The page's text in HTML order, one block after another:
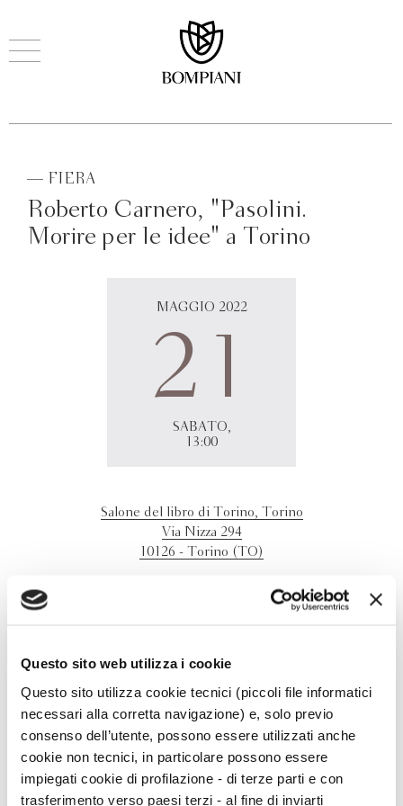
Questo sito web utilizza i cookie
Questo sito utilizza cookie tecnici (piccoli file informatici
necessari alla corretta navigazione) e, solo previo
consenso dell’utente, possono essere utilizzati anche
cookie non tecnici, in particolare possono essere
impiegati cookie di profilazione - di terze parti e con
trasferimento verso paesi terzi - al fine di inviarti
— FIERA
Roberto Carnero, "Pasolini.
Morire per le idee" a Torino
MAGGIO 2022
21
SABATO,
13:00
Salone del libro di Torino, Torino
Via Nizza 294
10126 - Torino (TO)
Roberto Carnero presenta "Pasolini. Morire per le idee" al
Salone del libro di Torino (Sala Friuli-Venezia Giulia -